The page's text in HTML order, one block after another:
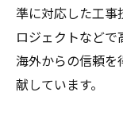
福岡県
地理的
事例
再生可能エ
準に対応した工事
ロジェクトなどで
海外からの信頼を
献しています。